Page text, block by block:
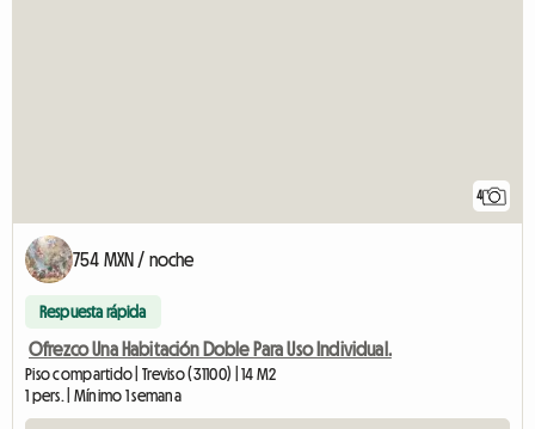
4
754 MXN / noche
Respuesta rápida
Ofrezco Una Habitación Doble Para Uso Individual.
Piso compartido | Treviso (31100) | 14 M2
1 pers. | Mínimo 1 semana